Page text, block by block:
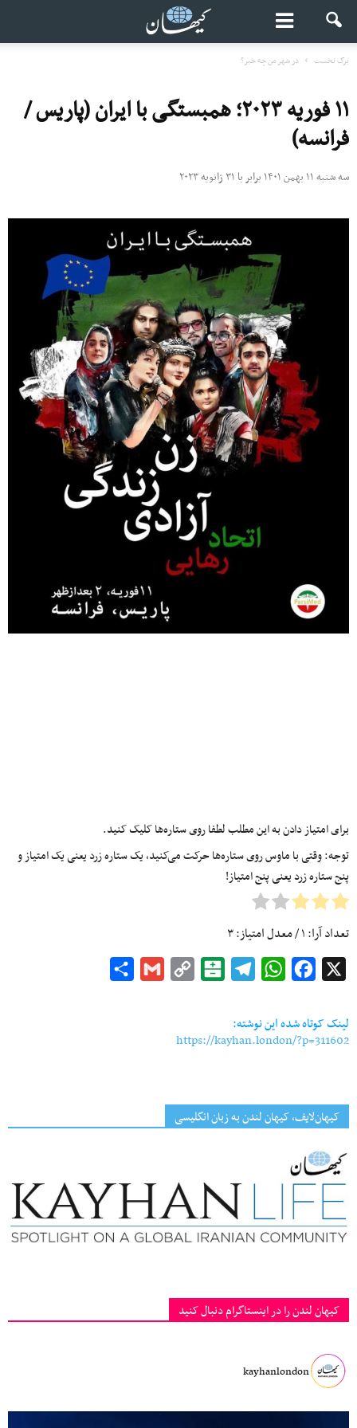
برگ نخست در شهر من چه خبر؟
۱۱ فوریه ۲۰۲۳؛ همبستگی با ایران (پاریس /
فرانسه)
سه شنبه ۱۱ بهمن ۱۴۰۱ برابر با ۳۱ ژانویه ۲۰۲۳
برای امتیاز دادن به این مطلب لطفا روی ستاره‌ها کلیک کنید.
توجه: وقتی با ماوس روی ستاره‌ها حرکت می‌کنید، یک ستاره زرد یعنی یک امتیاز و
پنج ستاره زرد یعنی پنج امتیاز!
تعداد آرا:۱/ معدل امتیاز:۳
Facebook
WhatsApp
Telegram
Balatarin
Copy
Gmail
لینک کوتاه شده این نوشته:
https://kayhan.london/?p=311602
کیهان‌لایف، کیهان لندن به زبان انگلیسی
کیهان لندن را در اینستاگرام دنبال کنید
kayhanlondon